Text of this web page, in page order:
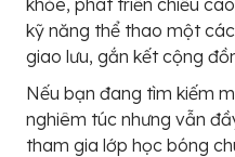
kỹ năng thể thao một
giao lưu, gắn kết cộng
Nếu bạn đang tìm kiếm
nghiêm túc nhưng vẫn
tham gia lớp học bóng